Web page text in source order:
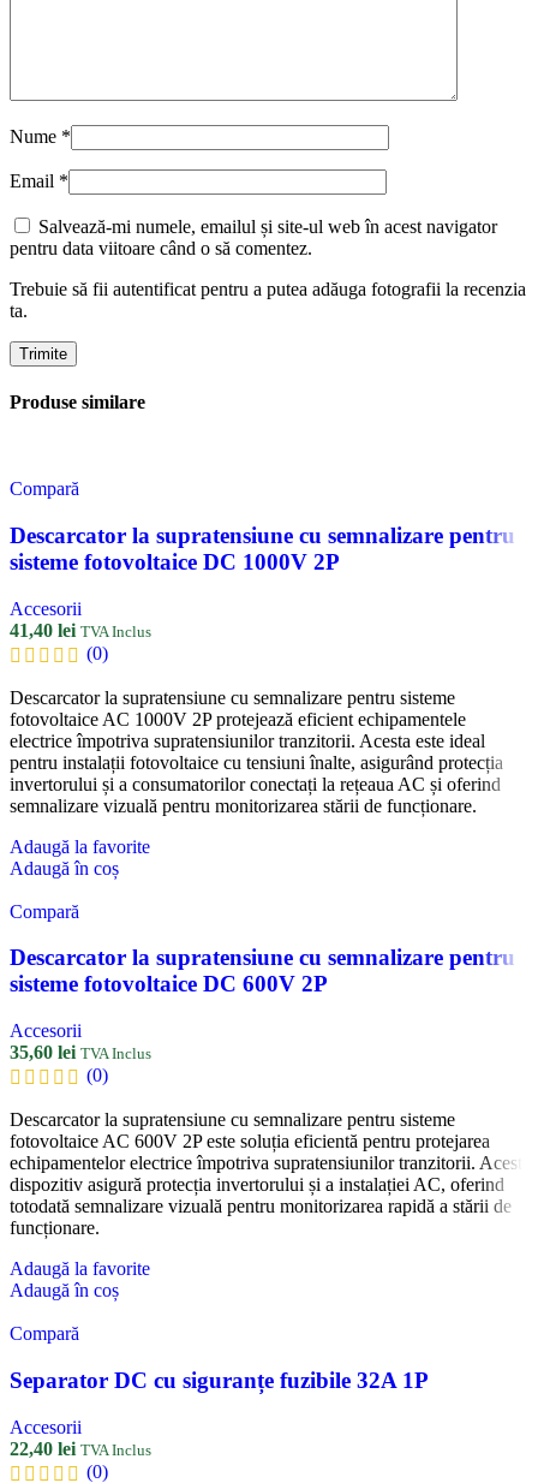
Nume *
Email *
Salvează-mi numele, emailul și site-ul web în acest navigator
pentru data viitoare când o să comentez.
Trebuie să fii autentificat pentru a putea adăuga fotografii la recenzia
ta.
Produse similare
Compară
Descarcator la supratensiune cu semnalizare pentru
sisteme fotovoltaice DC 1000V 2P
Accesorii
41,40 lei TVA Inclus
(0)
Descarcator la supratensiune cu semnalizare pentru sisteme
fotovoltaice AC 1000V 2P protejează eficient echipamentele
electrice împotriva supratensiunilor tranzitorii. Acesta este ideal
pentru instalații fotovoltaice cu tensiuni înalte, asigurând protecția
invertorului și a consumatorilor conectați la rețeaua AC și oferind
semnalizare vizuală pentru monitorizarea stării de funcționare.
Adaugă la favorite
Adaugă în coș
Compară
Descarcator la supratensiune cu semnalizare pentru
sisteme fotovoltaice DC 600V 2P
Accesorii
35,60 lei TVA Inclus
(0)
Descarcator la supratensiune cu semnalizare pentru sisteme
fotovoltaice AC 600V 2P este soluția eficientă pentru protejarea
echipamentelor electrice împotriva supratensiunilor tranzitorii. Acest
dispozitiv asigură protecția invertorului și a instalației AC, oferind
totodată semnalizare vizuală pentru monitorizarea rapidă a stării de
funcționare.
Adaugă la favorite
Adaugă în coș
Compară
Separator DC cu siguranțe fuzibile 32A 1P
Accesorii
22,40 lei TVA Inclus
(0)